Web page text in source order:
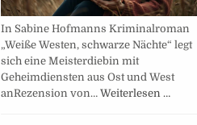
In Sabine Hofmanns Kriminalroman
„Weiße Westen, schwarze Nächte“ legt
sich eine Meisterdiebin mit
Geheimdiensten aus Ost und West
anRezension von… Weiterlesen …